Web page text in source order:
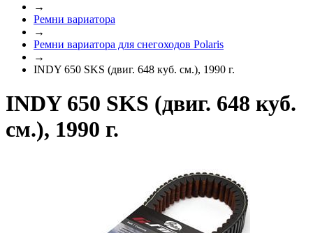
→
Ремни вариатора
→
Ремни вариатора для снегоходов Polaris
→
INDY 650 SKS (двиг. 648 куб. см.), 1990 г.
INDY 650 SKS (двиг. 648 куб.
см.), 1990 г.